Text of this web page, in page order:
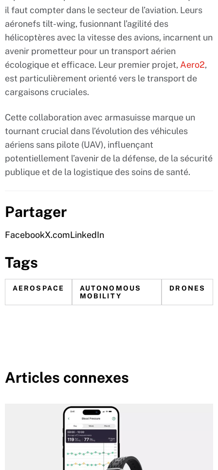
il faut compter dans le secteur de l’aviation. Leurs
aéronefs tilt-wing, fusionnant l’agilité des
hélicoptères avec la vitesse des avions, incarnent un
avenir prometteur pour un transport aérien
écologique et efficace. Leur premier projet, Aero2,
est particulièrement orienté vers le transport de
cargaisons cruciales.
Cette collaboration avec armasuisse marque un
tournant crucial dans l’évolution des véhicules
aériens sans pilote (UAV), influençant
potentiellement l’avenir de la défense, de la sécurité
publique et de la logistique des soins de santé.
Partager
FacebookX.comLinkedIn
Tags
AEROSPACE
AUTONOMOUS
MOBILITY
DRONES
Articles connexes